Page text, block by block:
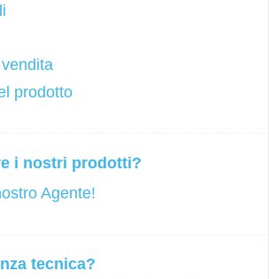
prodotto
i nostri prodotti?
Agente!
tecnica?